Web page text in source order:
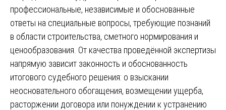
профессиональные, независимые и обоснованные
ответы на специальные вопросы, требующие познаний
в области строительства, сметного нормирования и
ценообразования. От качества проведённой экспертизы
напрямую зависит законность и обоснованность
итогового судебного решения: о взыскании
неосновательного обогащения, возмещении ущерба,
расторжении договора или понуждении к устранению